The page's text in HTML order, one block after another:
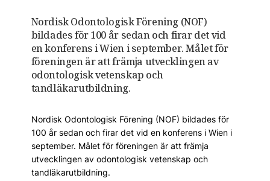
Nordisk Odontologisk Förening (NOF)
bildades för 100 år sedan och firar det vid
en konferens i Wien i september. Målet för
föreningen är att främja utvecklingen av
odontologisk vetenskap och
tandläkarutbildning.
Nordisk Odontologisk Förening (NOF) bildades för
100 år sedan och firar det vid en konferens i Wien i
september. Målet för föreningen är att främja
utvecklingen av odontologisk vetenskap och
tandläkarutbildning.